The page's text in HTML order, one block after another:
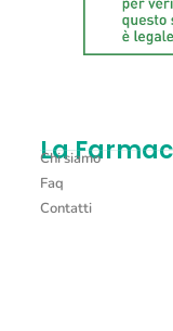
La
Chi siamo
Faq
Contatti